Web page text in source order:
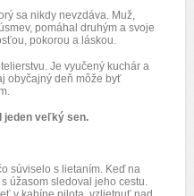
sa nikdy nevzdáva. Muž,
pomáhal druhým a svoje
pokorou a láskou.
Je vyučený kuchár a
obyčajný deň môže byť
jeden veľký sen.
súviselo s lietaním. Keď na
úžasom sledoval jeho cestu.